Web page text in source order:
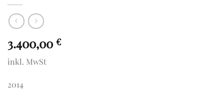
3.400,00 €
inkl. MwSt
2014